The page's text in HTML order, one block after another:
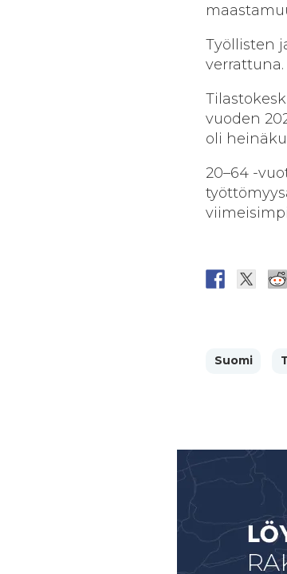
Työllisten
verrattuna.
vuoden
oli
20–64 -
Suomi